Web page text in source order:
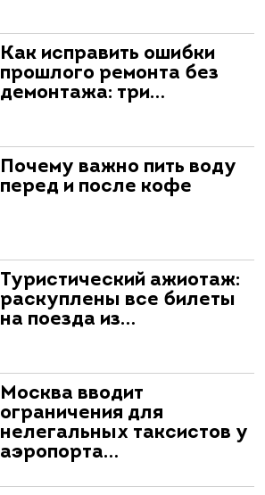
Как исправить ошибки
прошлого ремонта без
демонтажа: три…
Почему важно пить воду
перед и после кофе
Туристический ажиотаж:
раскуплены все билеты
на поезда из…
Москва вводит
ограничения для
нелегальных таксистов у
аэропорта…